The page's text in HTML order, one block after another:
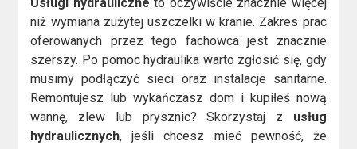
Usługi hydrauliczne to oczywiście znacznie więcej
niż wymiana zużytej uszczelki w kranie. Zakres prac
oferowanych przez tego fachowca jest znacznie
szerszy. Po pomoc hydraulika warto zgłosić się, gdy
musimy podłączyć sieci oraz instalacje sanitarne.
Remontujesz lub wykańczasz dom i kupiłeś nową
wannę, zlew lub prysznic? Skorzystaj z usług
hydraulicznych, jeśli chcesz mieć pewność, że